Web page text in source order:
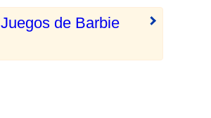
Juegos de Barbie